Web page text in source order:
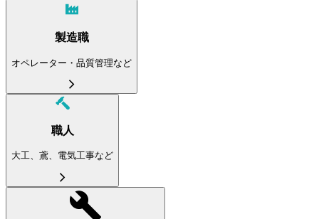
製造職
オペレーター・品質管理など
職人
大工、鳶、電気工事など